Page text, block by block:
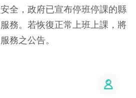
全，政府已宣布停班停課的縣
務。若恢復正常上班上課，將
務之公告。